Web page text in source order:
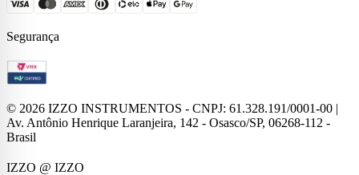
Segurança
© 2026 IZZO INSTRUMENTOS - CNPJ: 61.328.191/0001-00 |
Av. Antônio Henrique Laranjeira, 142 - Osasco/SP, 06268-112 -
Brasil
IZZO @ IZZO